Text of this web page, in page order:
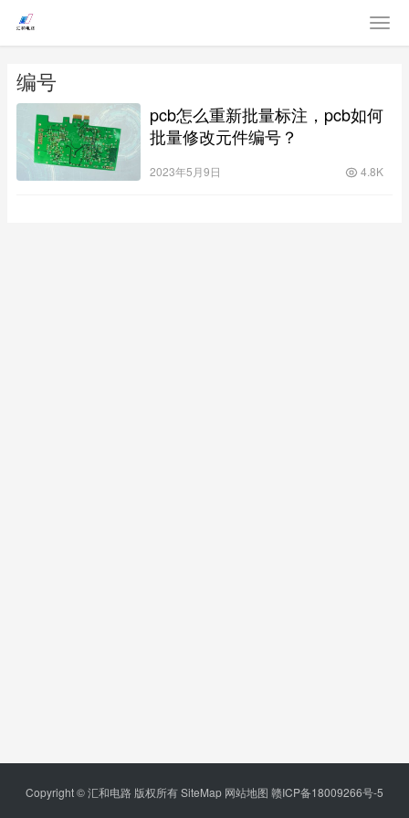
编号
pcb怎么重新批量标注，pcb如何
批量修改元件编号？
2023年5月9日 4.8K
Copyright © 汇和电路 版权所有SiteMap 网站地图 赣ICP备18009266号-5